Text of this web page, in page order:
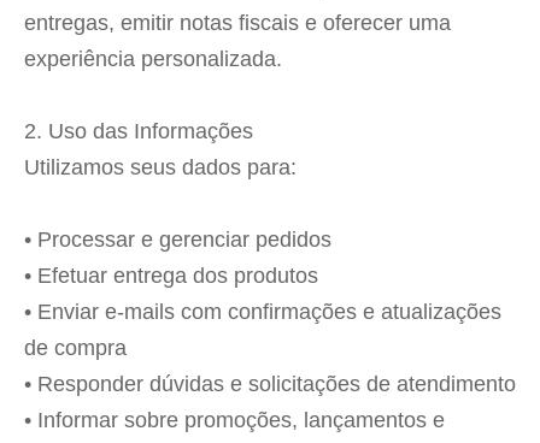
entregas, emitir notas fiscais e oferecer uma
experiência personalizada.
2. Uso das Informações
Utilizamos seus dados para:
• Processar e gerenciar pedidos
• Efetuar entrega dos produtos
• Enviar e-mails com confirmações e atualizações
de compra
• Responder dúvidas e solicitações de atendimento
• Informar sobre promoções, lançamentos e